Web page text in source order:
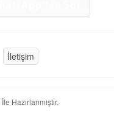
İletişim
İle Hazırlanmıştır.